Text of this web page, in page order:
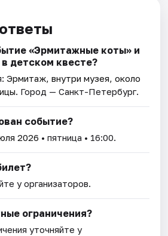
«Эрмитажные коты» и
детском квесте?
Эрмитаж, внутри музея, около
. Город — Санкт-Петербург.
событие?
2026 • пятница • 16:00.
у организаторов.
ограничения?
уточняйте у